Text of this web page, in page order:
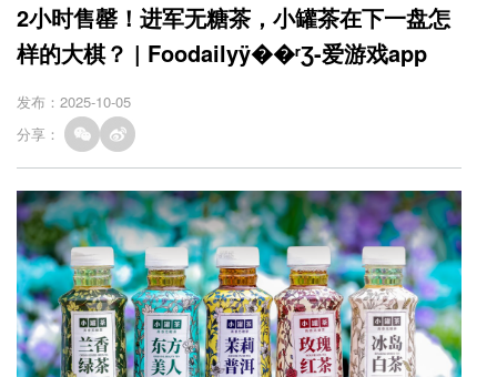
2小时售罄！进军无糖茶，小罐茶在下一盘怎
样的大棋？ | Foodailyÿ��ʳƷ-爱游戏app
发布：2025-10-05
分享：